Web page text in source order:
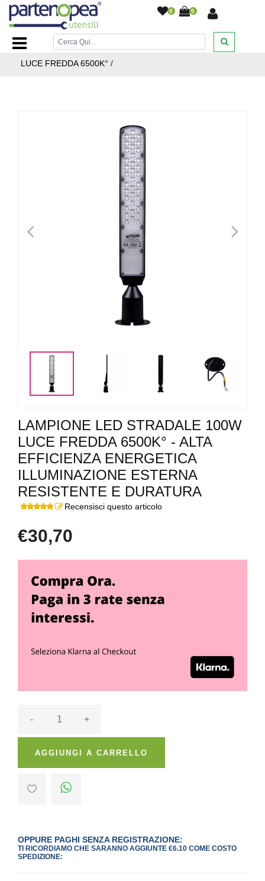
0 0
Home Page/ILLUMINAZIONE LED/FARI E PROIETTORI
LED DA ESTERNO/LAMPIONE LED STRADALE 100W
LUCE FREDDA 6500K° /
< >
LAMPIONE LED STRADALE 100W
LUCE FREDDA 6500K° - ALTA
EFFICIENZA ENERGETICA
ILLUMINAZIONE ESTERNA
RESISTENTE E DURATURA
Recensisci questo articolo
€30,70
- +
AGGIUNGI A CARRELLO
OPPURE PAGHI SENZA REGISTRAZIONE:
TI RICORDIAMO CHE SARANNO AGGIUNTE €6.10 COME COSTO
SPEDIZIONE: